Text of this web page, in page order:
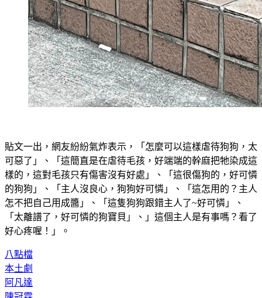
貼文一出，網友紛紛氣炸表示，「怎麼可以這樣虐待狗狗，太
可惡了」、「這簡直是在虐待毛孩，好端端的幹麻把牠染成這
樣的，這對毛孩只有傷害沒有好處」、「這很傷狗的，好可憐
的狗狗」、「主人沒良心，狗狗好可憐」、「這怎用的？主人
怎不把自己用成醬」、「這隻狗狗跟錯主人了~好可憐」、
「太離譜了，好可憐的狗寶貝」、」這個主人是有事嗎？看了
八點檔
本土劇